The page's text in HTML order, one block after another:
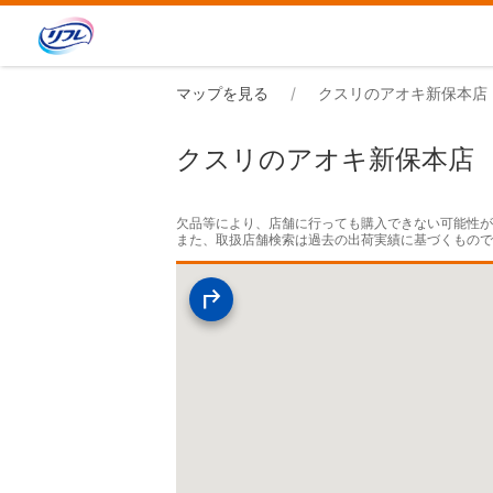
マップを見る クスリのアオキ新保本店
クスリのアオキ新保本店
欠品等により、店舗に行っても購入できない可能性
また、取扱店舗検索は過去の出荷実績に基づくもの